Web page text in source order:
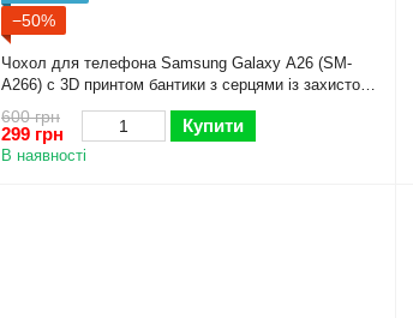
−50%
Чохол для телефона Samsung Galaxy A26 (SM-
A266) с 3D принтом бантики з серцями із захистом
камери чорний
600 грн
299 грн Купити
В наявності